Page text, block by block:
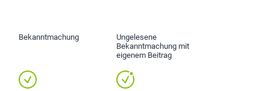
Bekanntmachung
Ungelesene
Bekanntmachung mit
eigenem Beitrag